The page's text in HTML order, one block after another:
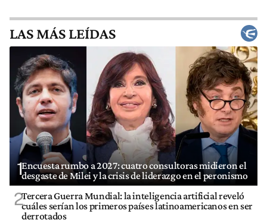
LAS MÁS LEÍDAS
1Encuesta rumbo a 2027: cuatro consultoras midieron el
desgaste de Milei y la crisis de liderazgo en el peronismo
2Tercera Guerra Mundial: la inteligencia artificial reveló
cuáles serían los primeros países latinoamericanos en ser
derrotados